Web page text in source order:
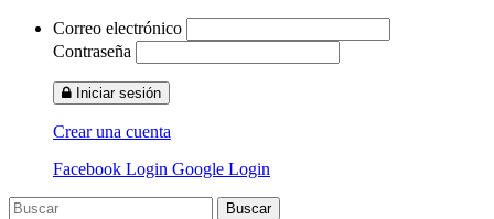
Correo electrónico
Contraseña
Iniciar sesión
Crear una cuenta
Facebook Login Google Login
Buscar